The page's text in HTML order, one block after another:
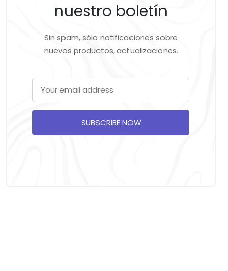
nuestro boletín
Sin spam, sólo notificaciones sobre
nuevos productos, actualizaciones.
SUBSCRIBE NOW